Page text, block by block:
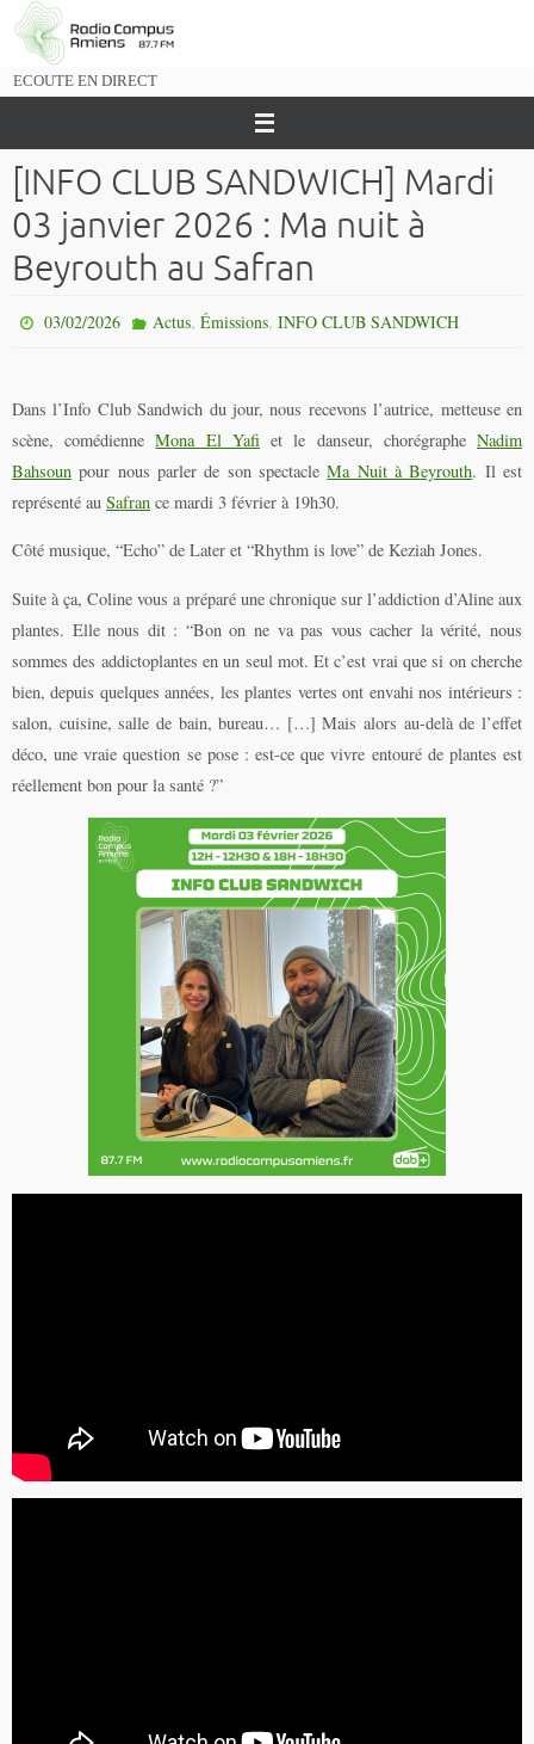
Passer
vers
ECOUTE EN DIRECT
[INFO CLUB SANDWICH] Mardi
03 janvier 2026 : Ma nuit à
Beyrouth au Safran
03/02/2026 Actus, Émissions, INFO CLUB SANDWICH
Dans l’Info Club Sandwich du jour, nous recevonsl’autrice, metteuse en
scène, comédienneMona El Yafiet le danseur, chorégrapheNadim
Bahsoun pour nous parler de son spectacleMa Nuit à Beyrouth. Il est
représenté au Safran ce mardi 3 février à 19h30.
Côté musique, “Echo” de Later et “Rhythm is love” de Keziah Jones.
Suite à ça, Coline vous a préparé une chronique sur l’addiction d’Aline aux
plantes. Elle nous dit : “Bon on ne va pas vous cacher la vérité, nous
sommes des addictoplantes en un seul mot. Et c’est vrai que si on cherche
bien, depuis quelques années, les plantes vertes ont envahi nos intérieurs :
salon, cuisine, salle de bain, bureau… […] Mais alors au-delà de l’effet
déco, une vraie question se pose : est-ce que vivre entouré de plantes est
réellement bon pour la santé ?”